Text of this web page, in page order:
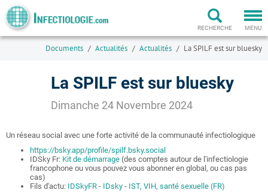
MENU
RECHERCHE
Documents Actualités Actualités La SPILF est sur bluesky
La SPILF est sur bluesky
Dimanche 24 Novembre 2024
Un réseau social avec une forte activité de la communauté infectiologique
https://bsky.app/profile/spilf.bsky.social
IDSky Fr: Kit de démarrage (des comptes autour de l'infectiologie
francophone ou vous pouvez vous abonner en global, ou cas pas
cas)
Fils d'actu: IDSkyFR - IDsky - IST, VIH, santé sexuelle (FR)